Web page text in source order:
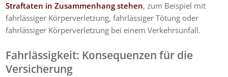
Straftaten in Zusammenhang stehen, zum Beispiel mit
fahrlässiger Körperverletzung, fahrlässiger Tötung oder
fahrlässiger Körperverletzung bei einem Verkehrsunfall.
Fahrlässigkeit: Konsequenzen für die
Versicherung